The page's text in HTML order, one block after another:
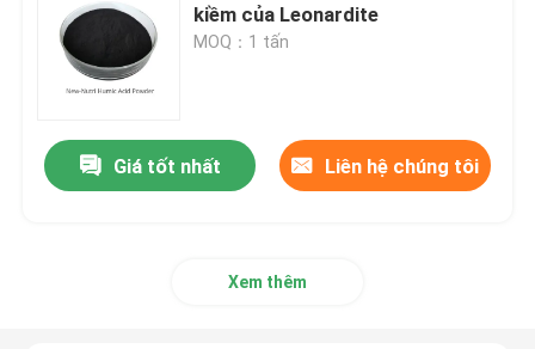
kiềm của Leonardite
MOQ：1 tấn
Giá tốt nhất Liên hệ chúng tôi
Xem thêm